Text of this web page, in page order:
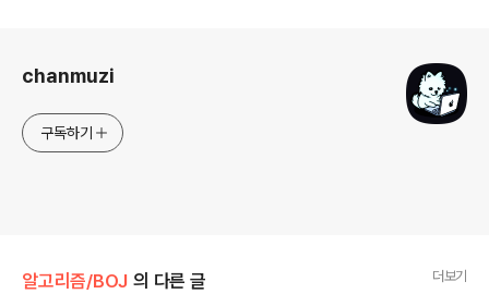
chanmuzi
구독하기
알고리즘/BOJ 의 다른 글 더보기